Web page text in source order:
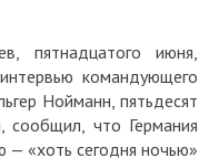
пятнадцатого июня,
интервью командующего
Нойманн, пятьдесят
что Германия
— «хоть сегодня ночью»